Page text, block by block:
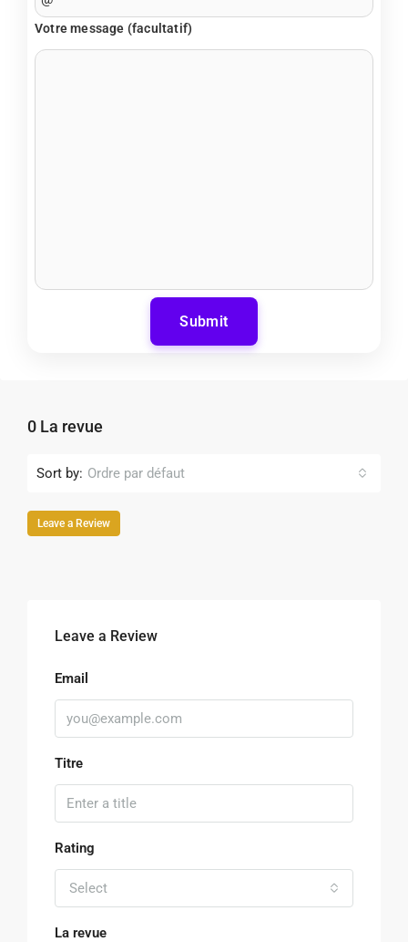
Votre message (facultatif)
Submit
0 La revue
Sort by: Ordre par défaut
Leave a Review
Leave a Review
Email
Titre
Rating
Select
La revue